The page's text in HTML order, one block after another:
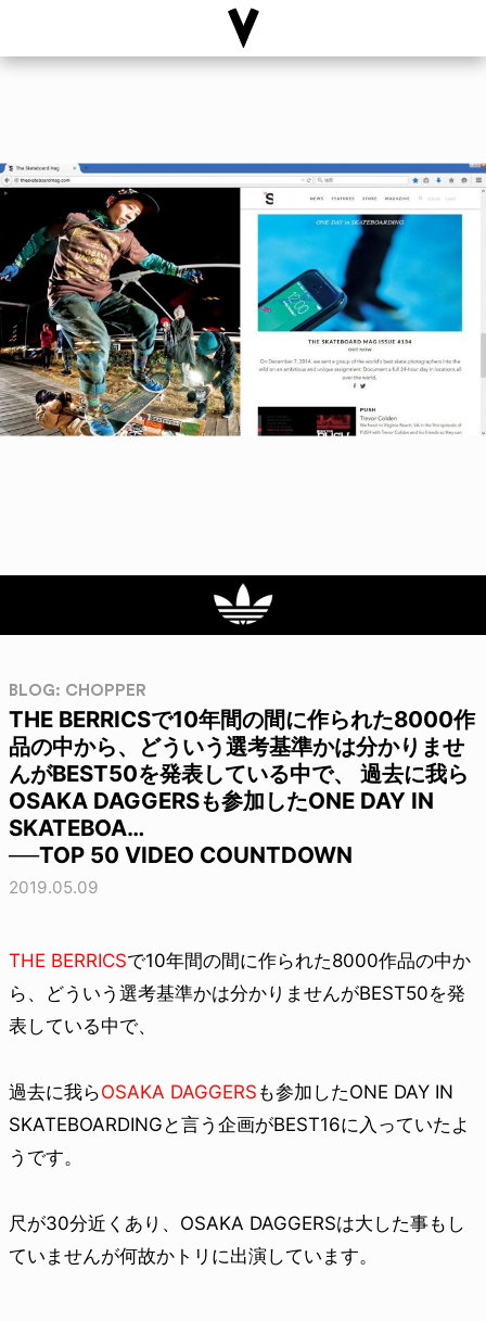
BLOG: CHOPPER
THE BERRICSで10年間の間に作られた8000作
品の中から、どういう選考基準かは分かりませ
んがBEST50を発表している中で、 過去に我ら
OSAKA DAGGERSも参加したONE DAY IN
SKATEBOA…
──TOP 50 VIDEO COUNTDOWN
2019.05.09
THE BERRICSで10年間の間に作られた8000作品の中か
ら、どういう選考基準かは分かりませんがBEST50を発
表している中で、
過去に我らOSAKA DAGGERS も参加したONE DAY IN
SKATEBOARDINGと言う企画がBEST16に入っていたよ
うです。
尺が30分近くあり、OSAKA DAGGERSは大した事もし
ていませんが何故かトリに出演しています。